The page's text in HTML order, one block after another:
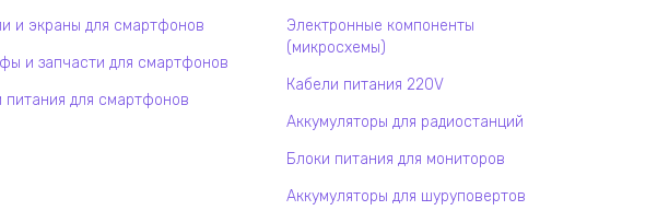
и экраны для смартфонов
и запчасти для смартфонов
питания для смартфонов
Электронные компоненты
(микросхемы)
Кабели питания 220V
Аккумуляторы для радиостанций
Блоки питания для мониторов
Аккумуляторы для шуруповертов